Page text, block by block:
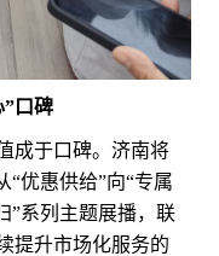
”口碑
于口碑。济南将
“优惠供给”向“专属
”系列主题展播，联
提升市场化服务的